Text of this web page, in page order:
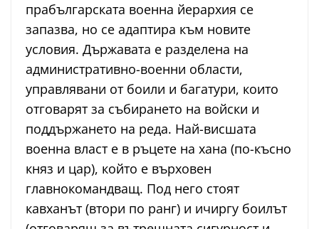
прабългарската военна йерархия се
запазва, но се адаптира към новите
условия. Държавата е разделена на
административно-военни области,
управлявани от боили и багатури, които
отговарят за събирането на войски и
поддържането на реда. Най-висшата
военна власт е в ръцете на хана (по-късно
княз и цар), който е върховен
главнокомандващ. Под него стоят
кавханът (втори по ранг) и ичиргу боилът